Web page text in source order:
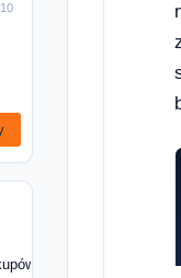
Microsoft 2026 — co